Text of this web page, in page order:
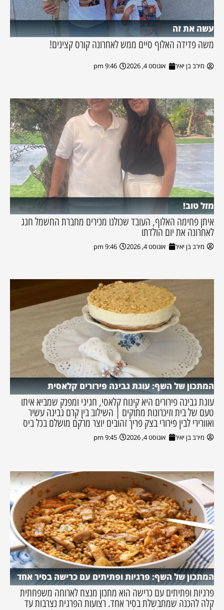
עשה את זה
משה פדידה האלוף סיים ממש לאחרונה קורס קצינים!
מירב בן יאיר אוגוסט 4, 2026 9:46 pm
מזל טוב!
איתן פחימה האלוף, העובד שכולנו מכירים מחברת החשמל חגג
לאחרונה את יום הולדתו
מירב בן יאיר אוגוסט 4, 2026 9:46 pm
המתכון של השף: עוגת גבינה פירורים קלאסית
עוגת גבינה פירורים היא קינוח קלאסי, חגיגי ומפנק שמביא איתו
טעם של בית וזיכרונות מתוקים | השילוב בין קרם גבינה עשיר
ואוורירי לבין פירורי בצק פריך זהובים יוצר מרקם מושלם בכל ביס
מירב בן יאיר אוגוסט 4, 2026 9:45 pm
המתכון של השף: פרגיות ופתיתים עם כרישה בסיר אחד
פרגיות ופתיתים עם כרישה הוא מתכון מנצח לארוחה משפחתית
קלה להכנה שמתבשלת בסיר אחד. רצועות הפרגית נצרבות עד